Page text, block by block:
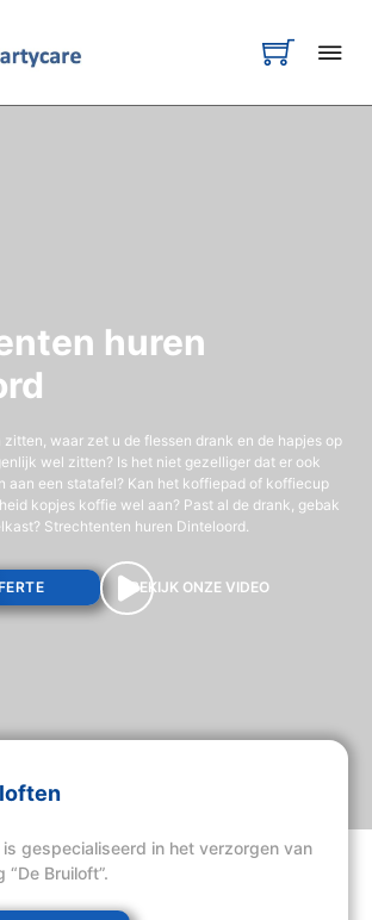
huren
zitten, waar zet u de flessen drank en de hapjes op
wel zitten? Is het niet gezelliger dat er ook
aan een statafel? Kan het koffiepad of koffiecup
kopjes koffie wel aan? Past al de drank, gebak
Strechtenten huren Dinteloord.
BEKIJK ONZE VIDEO
is gespecialiseerd in het verzorgen van
Bruiloft”.